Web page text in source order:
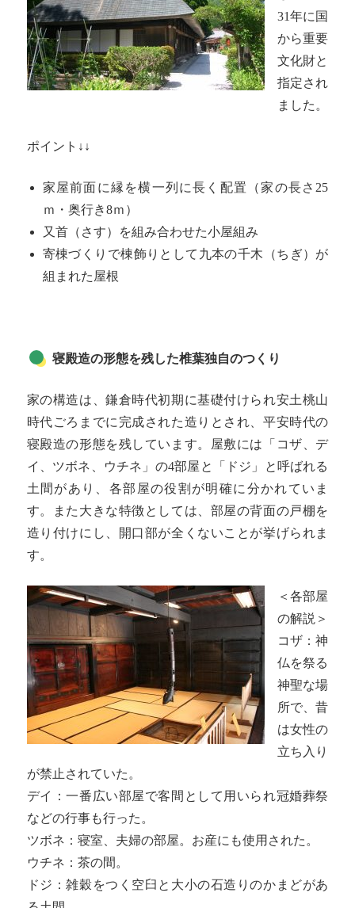
31年に国
から重要
文化財と
指定され
ました。
ポイント↓↓
家屋前面に縁を横一列に長く配置（家の長さ25
ｍ・奥行き8ｍ）
又首（さす）を組み合わせた小屋組み
寄棟づくりで棟飾りとして九本の千木（ちぎ）が
組まれた屋根
寝殿造の形態を残した椎葉独自のつくり
家の構造は、鎌倉時代初期に基礎付けられ安土桃山
時代ごろまでに完成された造りとされ、平安時代の
寝殿造の形態を残しています。屋敷には「コザ、デ
イ、ツボネ、ウチネ」の4部屋と「ドジ」と呼ばれる
土間があり、各部屋の役割が明確に分かれていま
す。また大きな特徴としては、部屋の背面の戸棚を
造り付けにし、開口部が全くないことが挙げられま
す。
＜各部屋
の解説＞
コザ：神
仏を祭る
神聖な場
所で、昔
は女性の
立ち入り
が禁止されていた。
デイ：一番広い部屋で客間として用いられ冠婚葬祭
などの行事も行った。
ツボネ：寝室、夫婦の部屋。お産にも使用された。
ウチネ：茶の間。
ドジ：雑穀をつく空臼と大小の石造りのかまどがあ